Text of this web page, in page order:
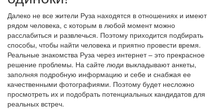
Далеко не все жители Руза находятся в отношениях и имеют
рядом человека, с которым в любой момент можно
расслабиться и развлечься. Поэтому приходится подбирать
способы, чтобы найти человека и приятно провести время.
Реальные знакомства Руза через интернет – это прекрасное
решение проблемы. На сайте люди выкладывают анкеты,
заполняя подробную информацию и себе и снабжая ее
качественными фотографиями. Поэтому будет несложно
просмотреть их и подобрать потенциальных кандидатов для
реальных встреч.